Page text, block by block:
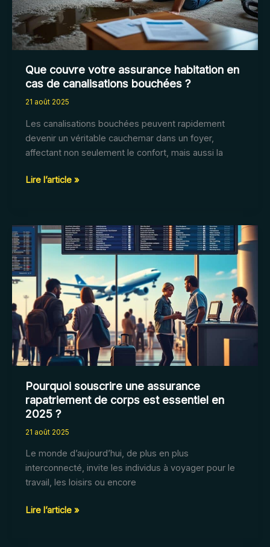
loyer
impayé
?
Que couvre votre assurance habitation en
cas de canalisations bouchées ?
21 août 2025
Les canalisations bouchées peuvent rapidement
devenir un véritable cauchemar dans un foyer,
affectant non seulement le confort, mais aussi la
Que
assurance
habitation
en
cas
canalisations
bouchées
?
Lire l’article »
Pourquoi souscrire une assurance
rapatriement de corps est essentiel en
2025 ?
21 août 2025
Le monde d’aujourd’hui, de plus en plus
interconnecté, invite les individus à voyager pour le
travail, les loisirs ou encore
Pourquoi
Lire l’article »